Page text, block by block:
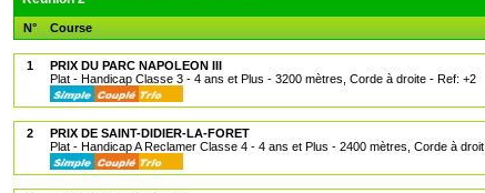
N° Course
1
PRIX DU PARC NAPOLEON III
Plat - Handicap Classe 3 - 4 ans et Plus - 3200 mètres, Corde à droite - Ref: +2
2
PRIX DE SAINT-DIDIER-LA-FORET
Plat - Handicap A Reclamer Classe 4 - 4 ans et Plus - 2400 mètres, Corde à droit